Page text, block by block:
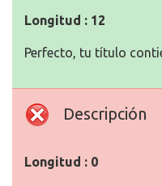
Longitud : 12
Perfecto, tu título
Descripción
Longitud : 0